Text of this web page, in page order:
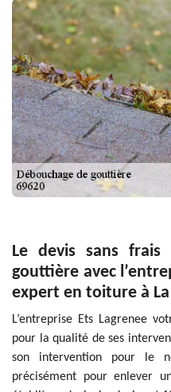
Le devis sans
gouttière avec
expert en toiture à La
L’entreprise Ets Lagrenee
pour la qualité de ses
son intervention pour le
précisément pour enlever